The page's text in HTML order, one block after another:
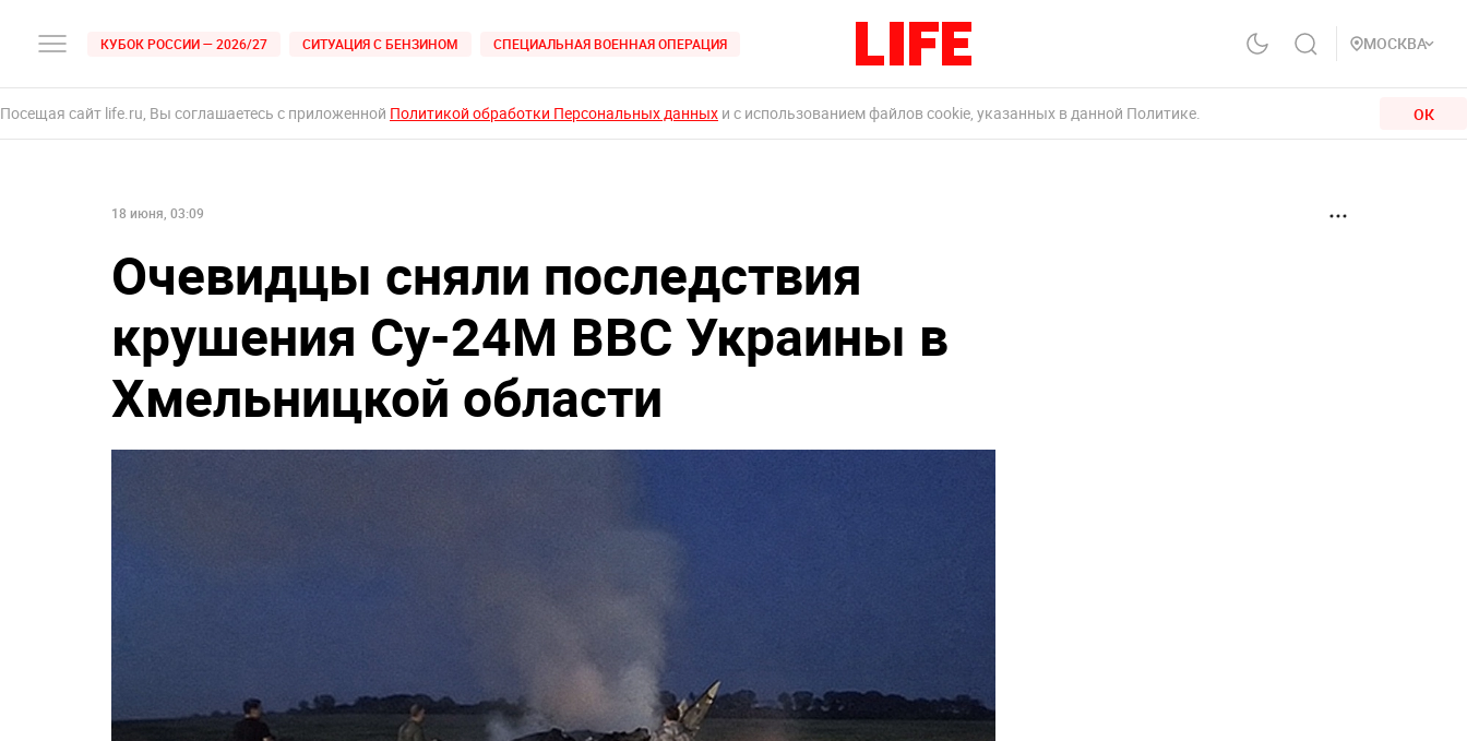
КУБОК РОССИИ — 2026/27 СИТУАЦИЯ С БЕНЗИНОМ СПЕЦИАЛЬНАЯ ВОЕННАЯ ОПЕРАЦИЯ МОСКВА
Посещая сайт life.ru, Вы соглашаетесь с приложенной Политикой обработки Персональных данных и с использованием файлов cookie, указанных в данной Политике. ОК
18 июня, 03:09
Очевидцы сняли последствия
крушения Су-24М ВВС Украины в
Хмельницкой области